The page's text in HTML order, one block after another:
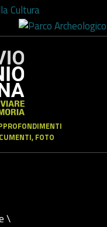
FOTO
\